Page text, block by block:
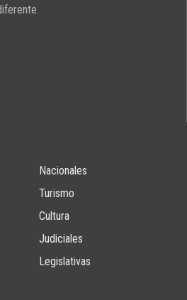
Nacionales
Turismo
Cultura
Judiciales
Legislativas